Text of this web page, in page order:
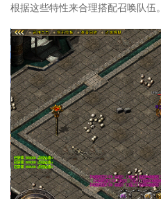
根据这些特性来合理搭配召唤队伍。